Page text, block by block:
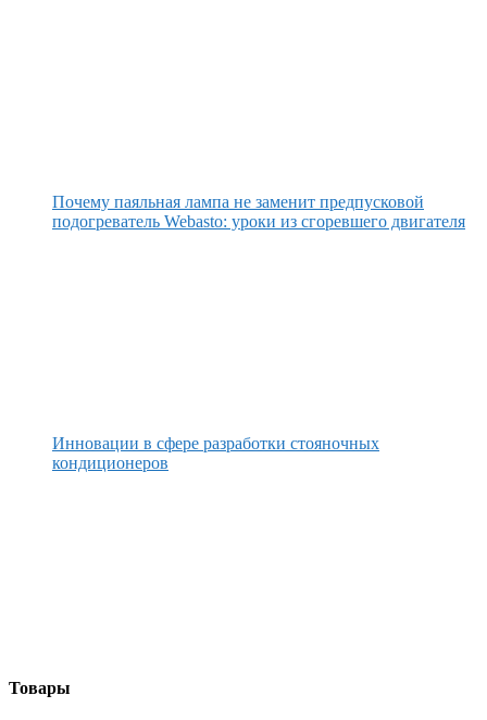
Почему паяльная лампа не заменит предпусковой
подогреватель Webasto: уроки из сгоревшего двигателя
Инновации в сфере разработки стояночных
кондиционеров
Товары